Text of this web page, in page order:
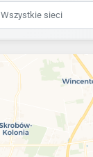
Wszystkie sieci